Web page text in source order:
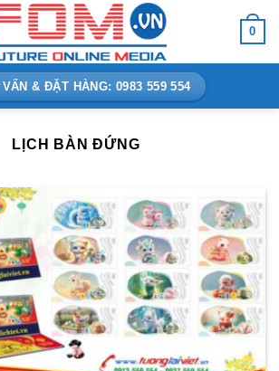
0
& ĐẶT HÀNG: 0983 559 554
LỊCH BÀN ĐỨNG